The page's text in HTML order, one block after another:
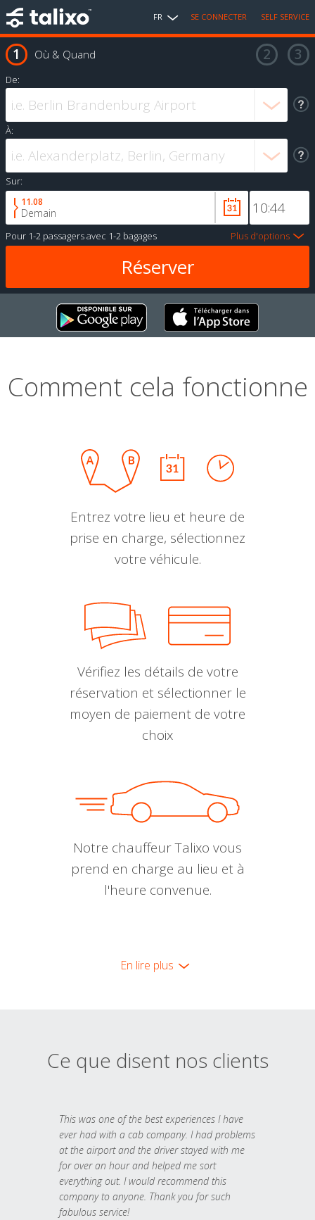
FR SE CONNECTER SELF SERVICE
Où & Quand
De:
À:
Sur:
11.08
Demain
Pour 1-2 passagersavec 1-2 bagages Plus d'options
Comment cela fonctionne
Entrez votre lieu et heure de
prise en charge, sélectionnez
votre véhicule.
Vérifiez les détails de votre
réservation et sélectionner le
moyen de paiement de votre
choix
Notre chauffeur Talixo vous
prend en charge au lieu et à
l'heure convenue.
En lire plus
Ce que disent nos clients
This was one of the best experiences I have
ever had with a cab company. I had problems
at the airport and the driver stayed with me
for over an hour and helped me sort
everything out. I would recommend this
company to anyone. Thank you for such
fabulous service!